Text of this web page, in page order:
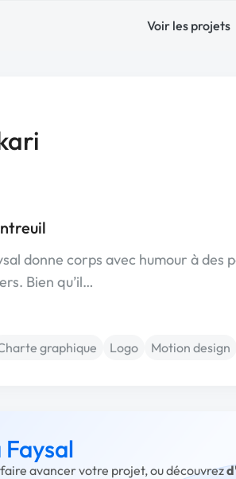
Voir les projets
donne corps avec humour à des
Bien qu’il…
graphique Logo Motion design
avancer votre projet, ou découvrez